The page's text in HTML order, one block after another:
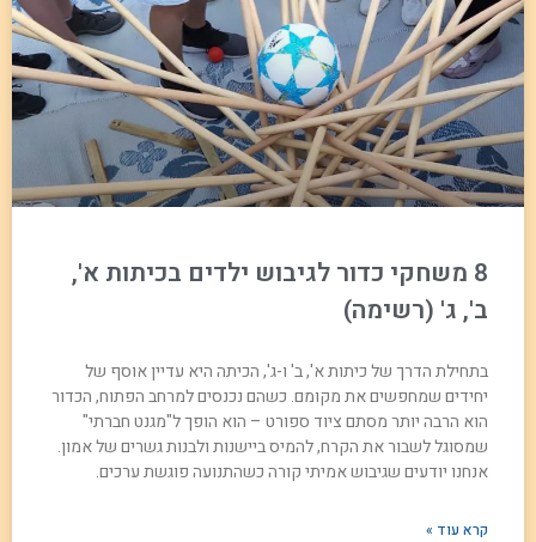
8 משחקי כדור לגיבוש ילדים בכיתות א',
ב', ג' (רשימה)
בתחילת הדרך של כיתות א', ב' ו-ג', הכיתה היא עדיין אוסף של
יחידים שמחפשים את מקומם. כשהם נכנסים למרחב הפתוח, הכדור
הוא הרבה יותר מסתם ציוד ספורט – הוא הופך ל"מגנט חברתי"
שמסוגל לשבור את הקרח, להמיס ביישנות ולבנות גשרים של אמון.
אנחנו יודעים שגיבוש אמיתי קורה כשהתנועה פוגשת ערכים.
קרא עוד »